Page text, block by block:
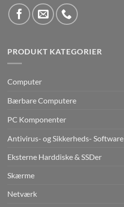
PRODUKT KATEGORIER
Computer
Bærbare Computere
PC Komponenter
Antivirus- og Sikkerheds- Software
Eksterne Harddiske & SSDer
Skærme
Netværk